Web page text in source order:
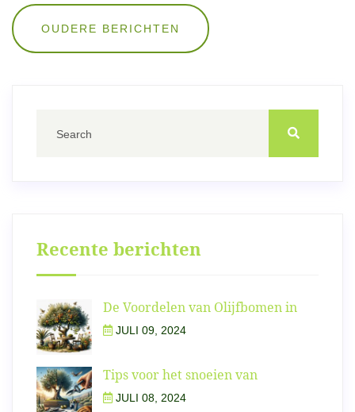
Berichten
navigatie
OUDERE BERICHTEN
Recente berichten
De Voordelen van Olijfbomen in
JULI 09, 2024
Tips voor het snoeien van
JULI 08, 2024